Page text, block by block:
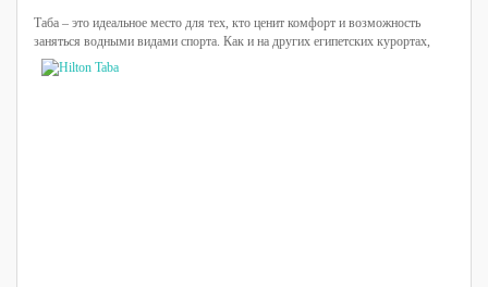
Таба – это идеальное место для тех, кто ценит комфорт и возможность
заняться водными видами спорта. Как и на других египетских курортах,